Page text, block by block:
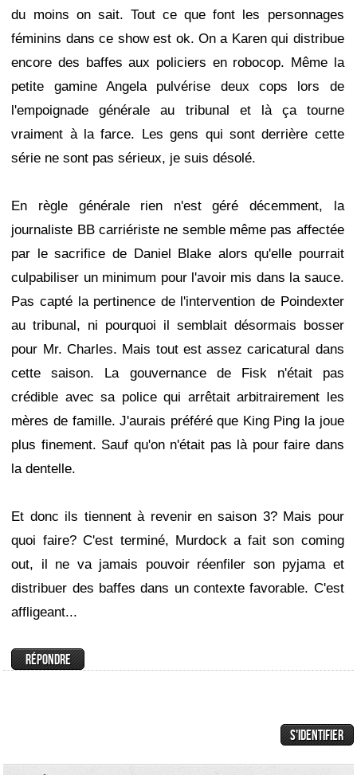
du moins on sait. Tout ce que font les personnages
féminins dans ce show est ok. On a Karen qui distribue
encore des baffes aux policiers en robocop. Même la
petite gamine Angela pulvérise deux cops lors de
l'empoignade générale au tribunal et là ça tourne
vraiment à la farce. Les gens qui sont derrière cette
série ne sont pas sérieux, je suis désolé.
En règle générale rien n'est géré décemment, la
journaliste BB carriériste ne semble même pas affectée
par le sacrifice de Daniel Blake alors qu'elle pourrait
culpabiliser un minimum pour l'avoir mis dans la sauce.
Pas capté la pertinence de l'intervention de Poindexter
au tribunal, ni pourquoi il semblait désormais bosser
pour Mr. Charles. Mais tout est assez caricatural dans
cette saison. La gouvernance de Fisk n'était pas
crédible avec sa police qui arrêtait arbitrairement les
mères de famille. J'aurais préféré que King Ping la joue
plus finement. Sauf qu'on n'était pas là pour faire dans
la dentelle.
Et donc ils tiennent à revenir en saison 3? Mais pour
quoi faire? C'est terminé, Murdock a fait son coming
out, il ne va jamais pouvoir réenfiler son pyjama et
distribuer des baffes dans un contexte favorable. C'est
affligeant...